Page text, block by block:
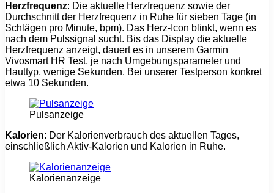
Herzfrequenz: Die aktuelle Herzfrequenz sowie der
Durchschnitt der Herzfrequenz in Ruhe für sieben Tage (in
Schlägen pro Minute, bpm). Das Herz-Icon blinkt, wenn es
nach dem Pulssignal sucht. Bis das Display die aktuelle
Herzfrequenz anzeigt, dauert es in unserem Garmin
Vivosmart HR Test, je nach Umgebungsparameter und
Hauttyp, wenige Sekunden. Bei unserer Testperson konkret
etwa 10 Sekunden.
Pulsanzeige
Kalorien: Der Kalorienverbrauch des aktuellen Tages,
einschließlich Aktiv-Kalorien und Kalorien in Ruhe.
Kalorienanzeige